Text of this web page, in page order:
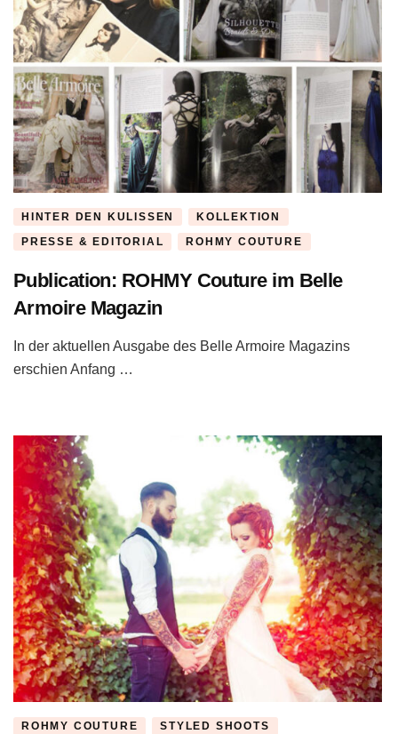
HINTER DEN KULISSEN KOLLEKTION
PRESSE & EDITORIAL ROHMY COUTURE
Publication: ROHMY Couture im Belle
Armoire Magazin
In der aktuellen Ausgabe des Belle Armoire Magazins
erschien Anfang …
ROHMY COUTURE STYLED SHOOTS